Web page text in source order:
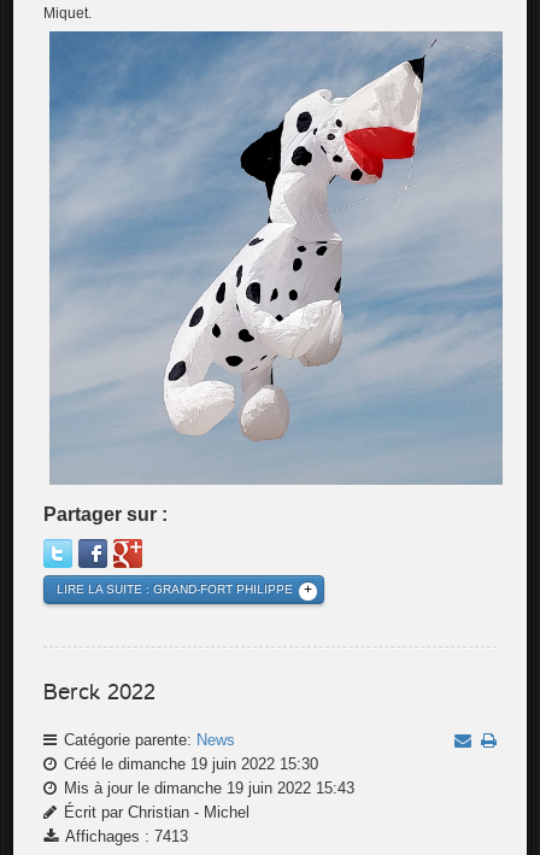
Miquet.
Partager sur :
LIRE LA SUITE : GRAND-FORT PHILIPPE
Berck 2022
Catégorie parente: News
Créé le dimanche 19 juin 2022 15:30
Mis à jour le dimanche 19 juin 2022 15:43
Écrit par Christian - Michel
Affichages : 7413